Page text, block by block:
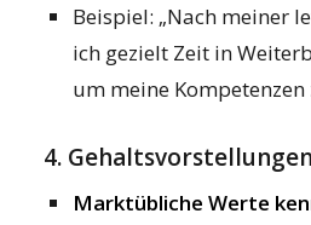
Beispiel: „Nach meiner
ich gezielt Zeit in
um meine Kompetenzen
4. Gehaltsvorstellungen
Marktübliche Werte